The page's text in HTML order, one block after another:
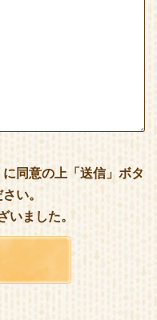
に同意の上「送信」ボタ
い。
いました。